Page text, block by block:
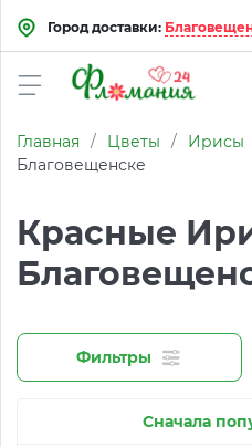
Город доставки:
Главная / Цветы / Ирисы
Благовещенске
Красные
Фильтры
Сначала